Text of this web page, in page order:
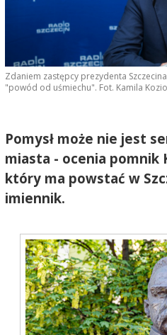
Zdaniem zastępcy prezydenta
"powód od uśmiechu". Fot. Kamila
Pomysł może nie jest
miasta - ocenia pomnik
który ma powstać w
imiennik.